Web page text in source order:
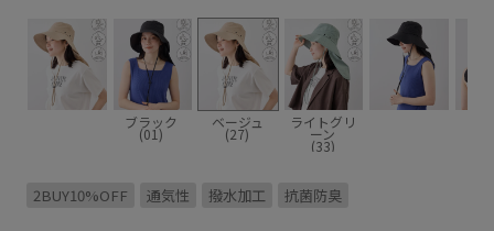
ブラック
(01)
ベージュ
(27)
ライトグリ
ーン
(33)
2BUY10%OFF 通気性 撥水加工 抗菌防臭